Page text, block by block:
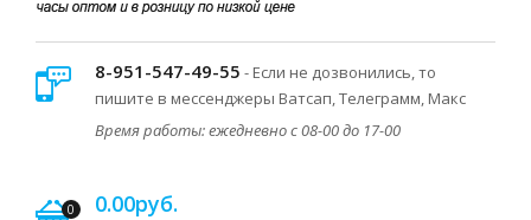
8-951-547-49-55 - Если не дозвонились, то
пишите в мессенджеры Ватсап, Телеграмм, Макс
Время работы: ежедневно с 08-00 до 17-00
0 0.00руб.